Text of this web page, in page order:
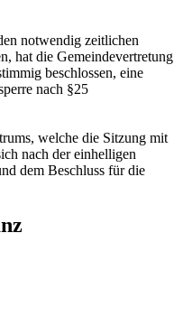
notwendig zeitlichen
hat die Gemeindevertretung
beschlossen, eine
nach §25
welche die Sitzung mit
nach der einhelligen
dem Beschluss für die